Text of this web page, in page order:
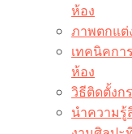
ห้อง
ภาพตกแต่
เทคนิคกา
ห้อง
วิธีติดตั้งก
นำความรู้